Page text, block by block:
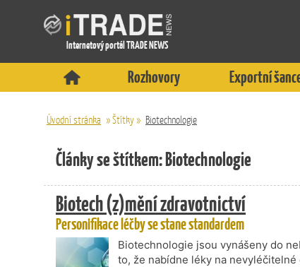
Internetový portál TRADE NEWS
Rozhovory Exportní
Úvodní stránka »Štítky» Biotechnologie
Články se štítkem: Biotechnologie
Biotech (z)mění zdravotnictví
Personifikace léčby se stane standardem
Biotechnologie jsou vynášeny do
to, že nabídne léky na